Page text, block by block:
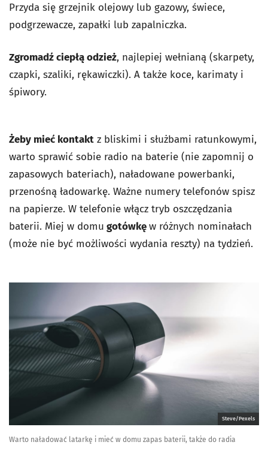
Przyda się grzejnik olejowy lub gazowy, świece,
podgrzewacze, zapałki lub zapalniczka.
Zgromadź ciepłą odzież, najlepiej wełnianą (skarpety,
czapki, szaliki, rękawiczki). A także koce, karimaty i
śpiwory.
Żeby mieć kontakt z bliskimi i służbami ratunkowymi,
warto sprawić sobie radio na baterie (nie zapomnij o
zapasowych bateriach), naładowane powerbanki,
przenośną ładowarkę. Ważne numery telefonów spisz
na papierze. W telefonie włącz tryb oszczędzania
baterii. Miej w domu gotówkęw różnych nominałach
(może nie być możliwości wydania reszty) na tydzień.
Steve/Pexels
Warto naładować latarkę i mieć w domu zapas baterii, także do radia